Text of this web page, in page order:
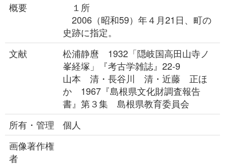
概要
１所
2006（昭和59）年４月21日、町の
史跡に指定。
文献
松浦静麿 1932「隠岐国高田山寺ノ
峯経塚」『考古学雑誌』22-9
山本 清・長谷川 清・近藤 正ほ
か 1967『島根県文化財調査報告
書』第３集 島根県教育委員会
所有・管理
個人
画像著作権
者